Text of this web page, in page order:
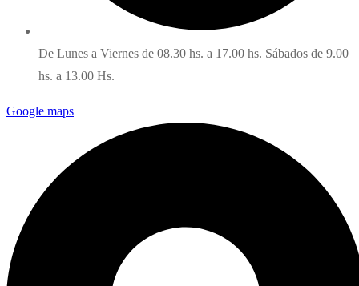
De Lunes a Viernes de 08.30 hs. a 17.00 hs. Sábados de 9.00
hs. a 13.00 Hs.
Google maps